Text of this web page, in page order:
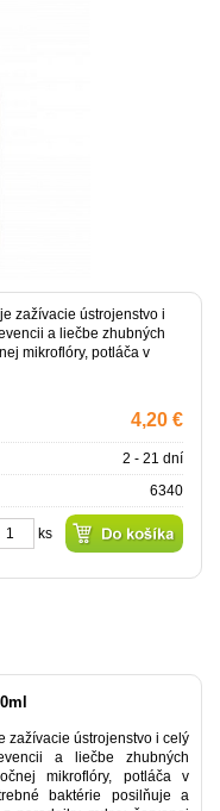
zažívacie ústrojenstvo i
a liečbe zhubných
mikroflóry, potláča v
4,20 €
2 - 21 dní
6340
ks
zažívacie ústrojenstvo i celý
a liečbe zhubných
mikroflóry, potláča v
baktérie posilňuje a